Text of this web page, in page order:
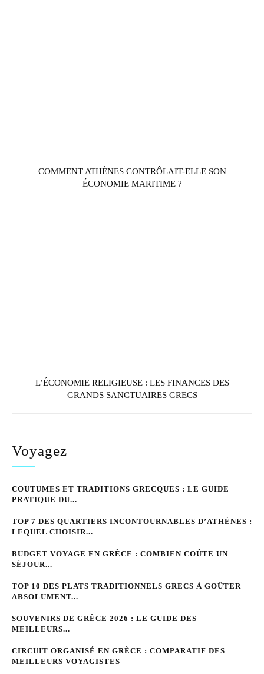
COMMENT ATHÈNES CONTRÔLAIT-ELLE SON
ÉCONOMIE MARITIME ?
L’ÉCONOMIE RELIGIEUSE : LES FINANCES DES
GRANDS SANCTUAIRES GRECS
Voyagez
COUTUMES ET TRADITIONS GRECQUES : LE GUIDE
PRATIQUE DU...
TOP 7 DES QUARTIERS INCONTOURNABLES D’ATHÈNES :
LEQUEL CHOISIR...
BUDGET VOYAGE EN GRÈCE : COMBIEN COÛTE UN
SÉJOUR...
TOP 10 DES PLATS TRADITIONNELS GRECS À GOÛTER
ABSOLUMENT...
SOUVENIRS DE GRÈCE 2026 : LE GUIDE DES
MEILLEURS...
CIRCUIT ORGANISÉ EN GRÈCE : COMPARATIF DES
MEILLEURS VOYAGISTES